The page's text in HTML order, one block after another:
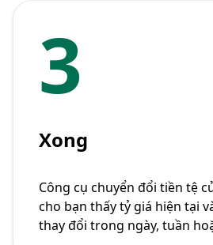
3
Xong
Công cụ chuyển đổi tiền tệ
cho bạn thấy tỷ giá hiện tại
thay đổi trong ngày, tuần